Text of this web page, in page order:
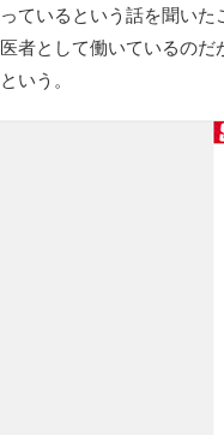
っているという話を聞いた
医者として働いているの
という。